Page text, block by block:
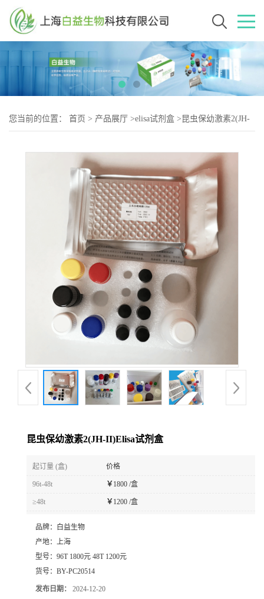
您当前的位置： 首页 > 产品展厅 >elisa试剂盒 > 昆虫保幼激素2(JH-
昆虫保幼激素2(JH-II)Elisa试剂盒
起订量 (盒) 价格
96t-48t ￥ 1800 /盒
≥48t ￥ 1200 /盒
品牌：
白益生物
产地： 上海
型号： 96T 1800元 48T 1200元
货号： BY-PC20514
发布日期： 2024-12-20